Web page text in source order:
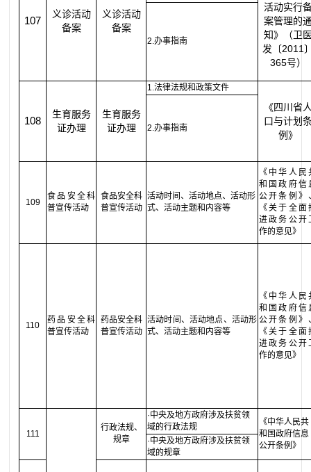
107
义诊活动
备案
义诊活动
备案
活动实行
案管理的
知》（卫
发〔2011
365号）
2.办事指南
108
生育服务
证办理
生育服务
证办理
1.法律法规和政策文件
《四川省
口与计划
例》
2.办事指南
109
食品安全科
普宣传活动
食品安全科
普宣传活动
活动时间、活动地点、活动形
式、活动主题和内容等
《中华人民
和国政府信
公开条例》
《关于全面
进政务公开
作的意见》
110
药品安全科
普宣传活动
药品安全科
普宣传活动
活动时间、活动地点、活动形
式、活动主题和内容等
《中华人民
和国政府信
公开条例》
《关于全面
进政务公开
作的意见》
111
行政法规、
规章
·中央及地方政府涉及扶贫领
域的行政法规
《中华人民共
和国政府信息
公开条例》
·中央及地方政府涉及扶贫领
域的规章